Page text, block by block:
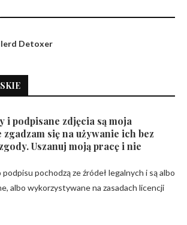
Detoxer
i podpisane zdjęcia są moja
zgadzam się na używanie ich bez
Uszanuj moją pracę i nie
pochodzą ze źródeł legalnych i są albo
albo wykorzystywane na zasadach licencji